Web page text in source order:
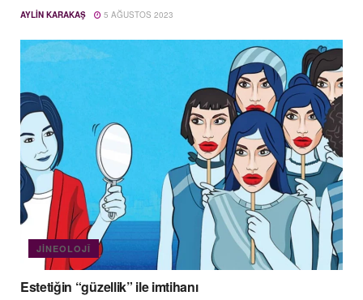
AYLIN KARAKAŞ 5 AĞUSTOS 2023
JINEOLOJÎ
Estetiğin “güzellik” ile imtihanı